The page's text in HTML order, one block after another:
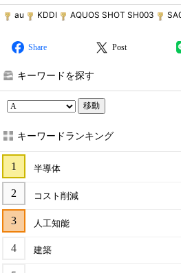
au KDDI AQUOS SHOT SH003
Share Post
キーワードを探す
移動
キーワードランキング
半導体
コスト削減
人工知能
建築